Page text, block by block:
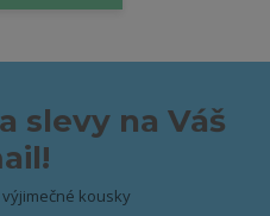
slevy na Váš
kousky